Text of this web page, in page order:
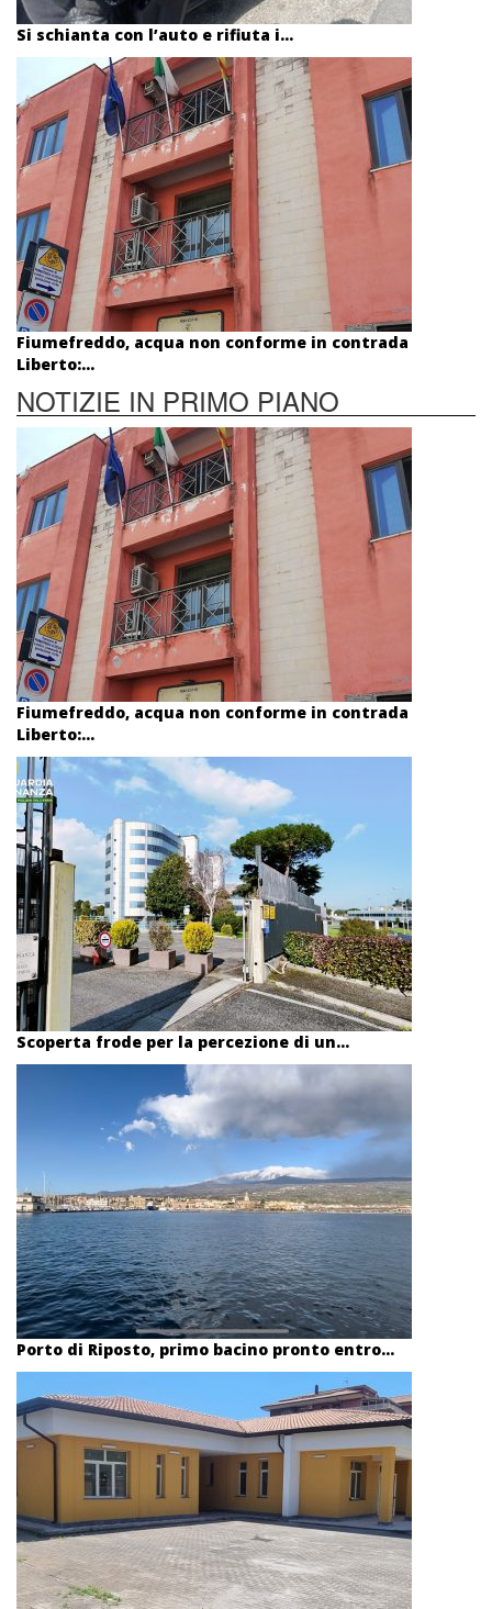
Si schianta con l’auto e rifiuta i...
Fiumefreddo, acqua non conforme in contrada
Liberto:...
NOTIZIE IN PRIMO PIANO
Fiumefreddo, acqua non conforme in contrada
Liberto:...
Scoperta frode per la percezione di un...
Porto di Riposto, primo bacino pronto entro...